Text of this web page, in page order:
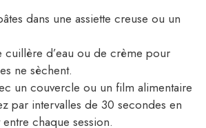
dans une assiette creuse ou un
cuillère d’eau ou de crème pour
ne sèchent.
un couvercle ou un film alimentaire
par intervalles de 30 secondes en
chaque session.